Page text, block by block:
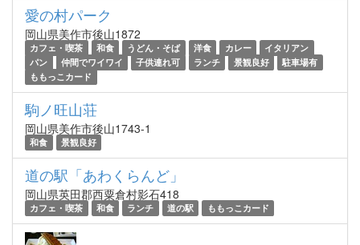
愛の村パーク
岡山県美作市後山1872
カフェ・喫茶 和食 うどん・そば 洋食 カレー
イタリアン
パン
仲間でワイワイ 子供連れ可 ランチ 景観良好
駐車場有
ももっこカード
駒ノ旺山荘
岡山県美作市後山1743-1
和食 景観良好
道の駅「あわくらんど」
岡山県英田郡西粟倉村影石418
カフェ・喫茶 和食 ランチ 道の駅 ももっこカード